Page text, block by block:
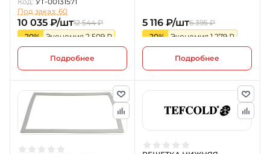
Под заказ: 60
10 035 ₽/шт12 544 ₽
-20%
Экономия 2 509 ₽
Подробнее
5 116 ₽/шт6 395 ₽
-20%
Экономия 1 279 ₽
Подробнее